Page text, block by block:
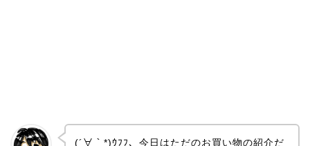
(´∀｀*)ｳﾌﾌ、今日はただのお買い物の紹介だ